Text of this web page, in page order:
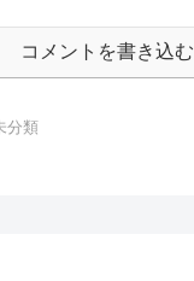
コメントを書き込む
分類